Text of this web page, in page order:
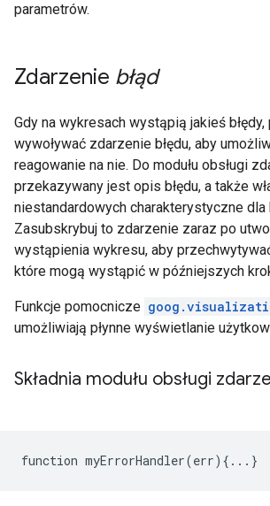
parametrów.
Zdarzenie błąd
Gdy na wykresach wystąpią jakieś błędy,
wywoływać zdarzenie błędu, aby
reagowanie na nie. Do modułu obsługi
przekazywany jest opis błędu, a także
niestandardowych charakterystyczne dla
Zasubskrybuj to zdarzenie zaraz po
wystąpienia wykresu, aby
które mogą wystąpić w późniejszych
Funkcje pomocnicze
umożliwiają płynne wyświetlanie
Składnia modułu obsługi
function myErrorHandler(err){...}